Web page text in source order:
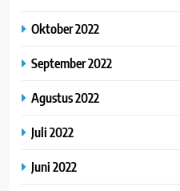
Oktober 2022
September 2022
Agustus 2022
Juli 2022
Juni 2022